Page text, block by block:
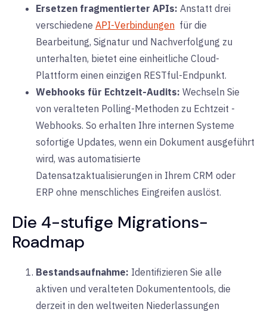
Ersetzen fragmentierter APIs: Anstatt drei
verschiedene API-Verbindungen für die
Bearbeitung, Signatur und Nachverfolgung zu
unterhalten, bietet eine einheitliche Cloud-
Plattform einen einzigen RESTful-Endpunkt.
Webhooks für Echtzeit-Audits: Wechseln Sie
von veralteten Polling-Methoden zu Echtzeit -
Webhooks. So erhalten Ihre internen Systeme
sofortige Updates, wenn ein Dokument ausgeführt
wird, was automatisierte
Datensatzaktualisierungen in Ihrem CRM oder
ERP ohne menschliches Eingreifen auslöst.
Die 4-stufige Migrations-
Roadmap
Bestandsaufnahme: Identifizieren Sie alle
aktiven und veralteten Dokumententools, die
derzeit in den weltweiten Niederlassungen